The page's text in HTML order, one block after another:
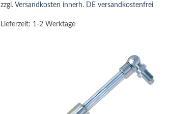
zzgl. Versandkosten innerh. DE versandkostenfrei
Lieferzeit: 1-2 Werktage